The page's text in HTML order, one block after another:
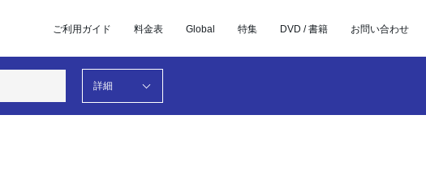
ご利用ガイド 料金表 Global 特集 DVD / 書籍 お問い合わせ
詳細